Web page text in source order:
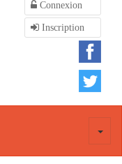
Connexion
Inscription
Toggle